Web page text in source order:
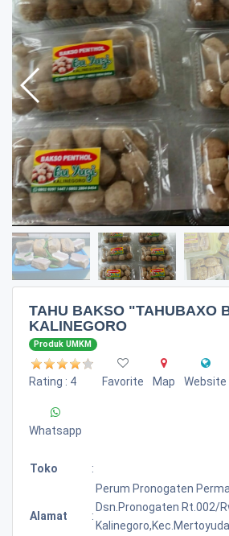
TAHU BAKSO "TAHUBAXO
KALINEGORO
Produk UMKM
Rating : 4 Favorite Map Website
Whatsapp
Toko :
Alamat :
Perum Pronogaten
Dsn.pronogaten Rt.002/